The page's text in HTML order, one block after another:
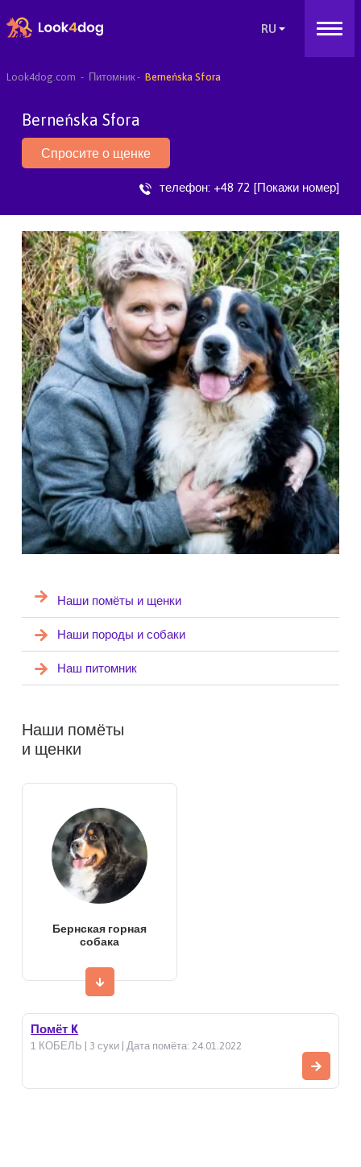
Look4dog.com Питомник Berneńska Sfora
Berneńska Sfora
Спросите о щенке
телефон: +48 72 [Покажи номер]
Наши помёты и щенки
Наши породы и собаки
Наш питомник
Наши помёты
и щенки
Бернская горная
собака
Помёт K
1 КОБЕЛЬ | 3 суки | Дата помёта: 24.01.2022